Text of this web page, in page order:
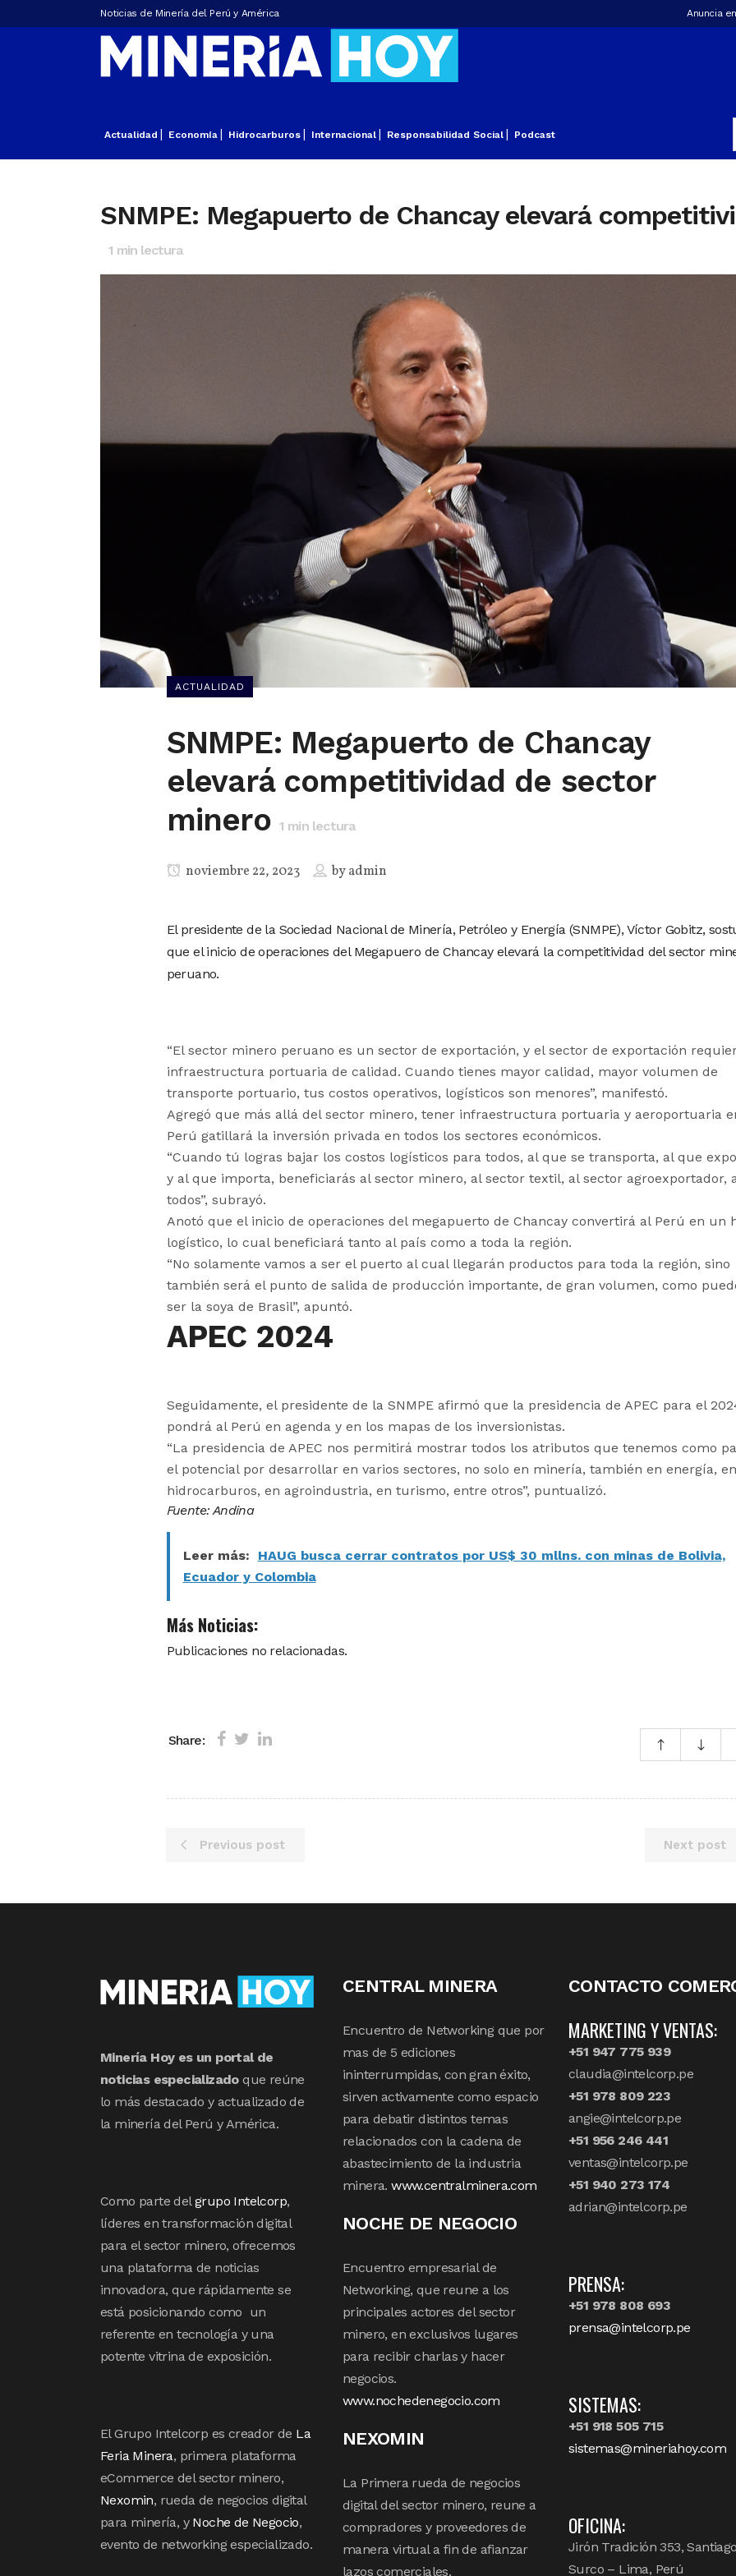
Noticias de Minería del Perú y América Anuncia
Actualidad Economía Hidrocarburos Internacional Responsabilidad Social Podcast
SNMPE: Megapuerto de Chancay elevará
1 min lectura
ACTUALIDAD
SNMPE: Megapuerto de Chancay
elevará competitividad de sector
minero 1 min lectura
noviembre 22, 2023 byadmin
El presidente de la Sociedad Nacional de Minería, Petróleo y Energía (SNMPE), Víctor Gobitz,
que el inicio de operaciones del Megapuero de Chancay elevará la competitividad del sector
peruano.
“El sector minero peruano es un sector de exportación, y el sector de exportación
infraestructura portuaria de calidad. Cuando tienes mayor calidad, mayor volumen de
transporte portuario, tus costos operativos, logísticos son menores”, manifestó.
Agregó que más allá del sector minero, tener infraestructura portuaria y aeroportuaria
Perú gatillará la inversión privada en todos los sectores económicos.
“Cuando tú logras bajar los costos logísticos para todos, al que se transporta, al que
y al que importa, beneficiarás al sector minero, al sector textil, al sector agroexportador,
todos”, subrayó.
Anotó que el inicio de operaciones del megapuerto de Chancay convertirá al Perú en un
logístico, lo cual beneficiará tanto al país como a toda la región.
“No solamente vamos a ser el puerto al cual llegarán productos para toda la región, sino
también será el punto de salida de producción importante, de gran volumen, como
ser la soya de Brasil”, apuntó.
APEC 2024
Seguidamente, el presidente de la SNMPE afirmó que la presidencia de APEC para el
pondrá al Perú en agenda y en los mapas de los inversionistas.
“La presidencia de APEC nos permitirá mostrar todos los atributos que tenemos como
el potencial por desarrollar en varios sectores, no solo en minería, también en energía, en
hidrocarburos, en agroindustria, en turismo, entre otros”, puntualizó.
Fuente: Andina
Leer más:
HAUG busca cerrar contratos por US$ 30 mllns. con minas de Bolivia,
Ecuador y Colombia
Más Noticias:
Publicaciones no relacionadas.
Share:
Previous post Next post
Minería Hoy es un portal de
noticias especializadoque reúne
lo más destacado y actualizado de
la minería del Perú y América.
Como parte delgrupo Intelcorp,
líderes en transformación digital
para el sector minero, ofrecemos
una plataforma de noticias
innovadora, que rápidamente se
está posicionando como un
referente en tecnología y una
potente vitrina de exposición.
El Grupo Intelcorp es creador de La
Feria Minera, primera plataforma
eCommerce del sector minero,
Nexomin, rueda de negocios digital
para minería, y Noche de Negocio,
evento de networking especializado.
CENTRAL MINERA
Encuentro de Networking que por
mas de 5 ediciones
ininterrumpidas, con gran éxito,
sirven activamente como espacio
para debatir distintos temas
relacionados con la cadena de
abastecimiento de la industria
minera.www.centralminera.com
NOCHE DE NEGOCIO
Encuentro empresarial de
Networking, que reune a los
principales actores del sector
minero, en exclusivos lugares
para recibir charlas y hacer
negocios.
www.nochedenegocio.com
NEXOMIN
La Primera rueda de negocios
digital del sector minero, reune a
compradores y proveedores de
manera virtual a fin de afianzar
lazos comerciales.
CONTACTO
MARKETING Y VENTAS:
+51 947 775 939
claudia@intelcorp.pe
+51 978 809 223
angie@intelcorp.pe
+51 956 246 441
ventas@intelcorp.pe
+51 940 273 174
adrian@intelcorp.pe
PRENSA:
+51 978 808 693
prensa@intelcorp.pe
SISTEMAS:
+51 918 505 715
sistemas@mineriahoy.com
OFICINA:
Jirón Tradición 353,
Surco – Lima, Perú